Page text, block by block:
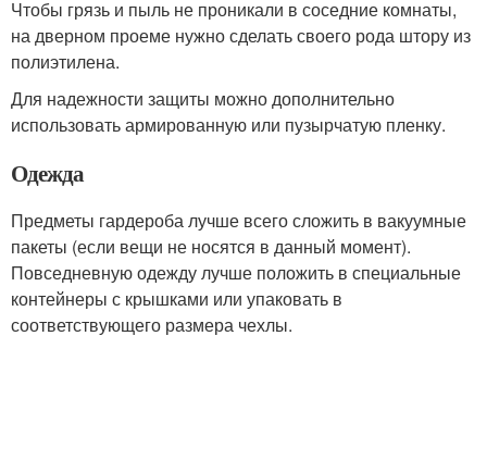
Чтобы грязь и пыль не проникали в соседние комнаты,
на дверном проеме нужно сделать своего рода штору из
полиэтилена.
Для надежности защиты можно дополнительно
использовать армированную или пузырчатую пленку.
Одежда
Предметы гардероба лучше всего сложить в вакуумные
пакеты (если вещи не носятся в данный момент).
Повседневную одежду лучше положить в специальные
контейнеры с крышками или упаковать в
соответствующего размера чехлы.